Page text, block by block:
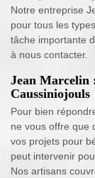
Notre entreprise
pour tous les
tâche importante
à nous contacter.
Jean Marcelin
Caussiniojouls
Pour bien
ne vous offre que
vos projets pour
peut intervenir
Nos artisans